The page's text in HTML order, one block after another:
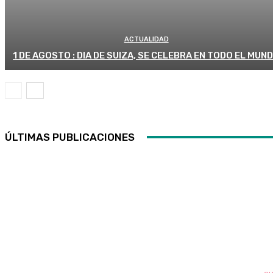
ACTUALIDAD
1 DE AGOSTO : DIA DE SUIZA, SE CELEBRA EN TODO EL
ÚLTIMAS PUBLICACIONES